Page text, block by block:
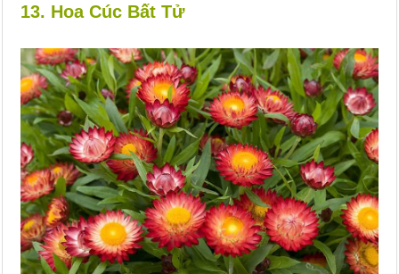
13. Hoa Cúc Bất Tử